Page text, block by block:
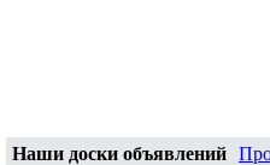
Наши доски объявлений